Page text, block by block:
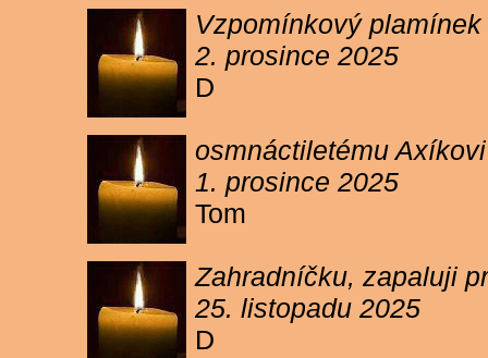
Vzpomínkový
2. prosince 2025
D
osmnáctiletému
1. prosince 2025
Tom
Zahradníčku, zapaluji
25. listopadu 2025
D